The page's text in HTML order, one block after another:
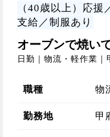
（40歳以上）応
支給／制服あり
オーブンで焼い
日勤｜物流・軽作業｜
職種 物
勤務地 甲